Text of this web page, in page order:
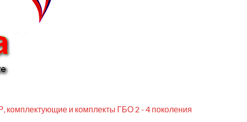
и комплекты ГБО 2 - 4 поколения